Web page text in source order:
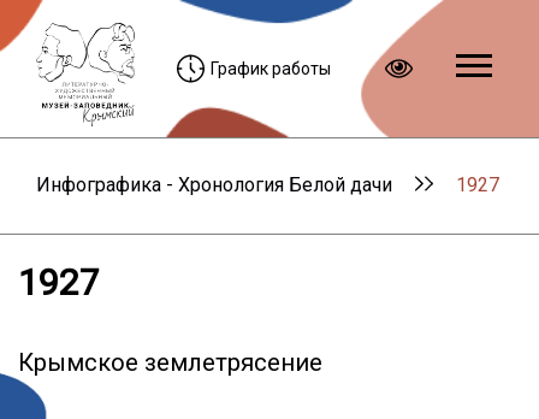
График работы
Инфографика - Хронология Белой дачи 1927
1927
Крымское землетрясение